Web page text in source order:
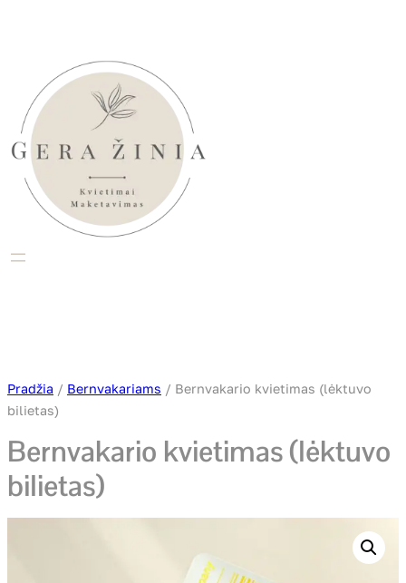
Pradžia / Bernvakariams / Bernvakario kvietimas (lėktuvo
bilietas)
Bernvakario kvietimas (lėktuvo
bilietas)